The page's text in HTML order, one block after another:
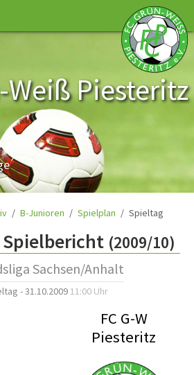
Weiß Piesteritz
B-Junioren Spielplan Spieltag
Spielbericht (2009/10)
Sachsen/Anhalt
- 31.10.2009 11:00 Uhr
FC G-W
Piesteritz